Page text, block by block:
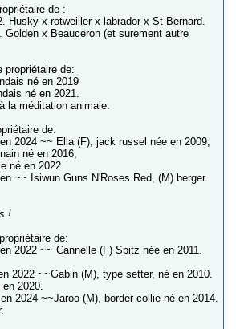
de :
Husky x rotweiller x labrador x St Bernard.
Golden x Beauceron (et surement autre
propriétaire de:
né en 2019
né en 2021.
la méditation animale.
de:
2024 ~~ Ella (F), jack russel née en 2009,
né en 2016,
né en 2022.
~~ Isiwun Guns N'Roses Red, (M) berger
!
de:
2022 ~~ Cannelle (F) Spitz née en 2011.
2022 ~~Gabin (M), type setter, né en 2010.
2020.
2024 ~~Jaroo (M), border collie né en 2014.